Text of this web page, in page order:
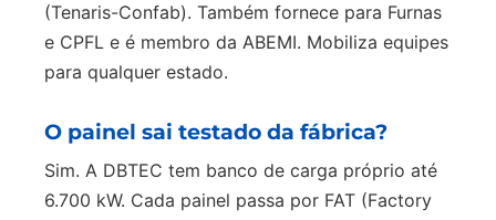
(Tenaris-Confab). Também fornece para Furnas
e CPFL e é membro da ABEMI. Mobiliza equipes
para qualquer estado.
O painel sai testado da fábrica?
Sim. A DBTEC tem banco de carga próprio até
6.700 kW. Cada painel passa por FAT (Factory